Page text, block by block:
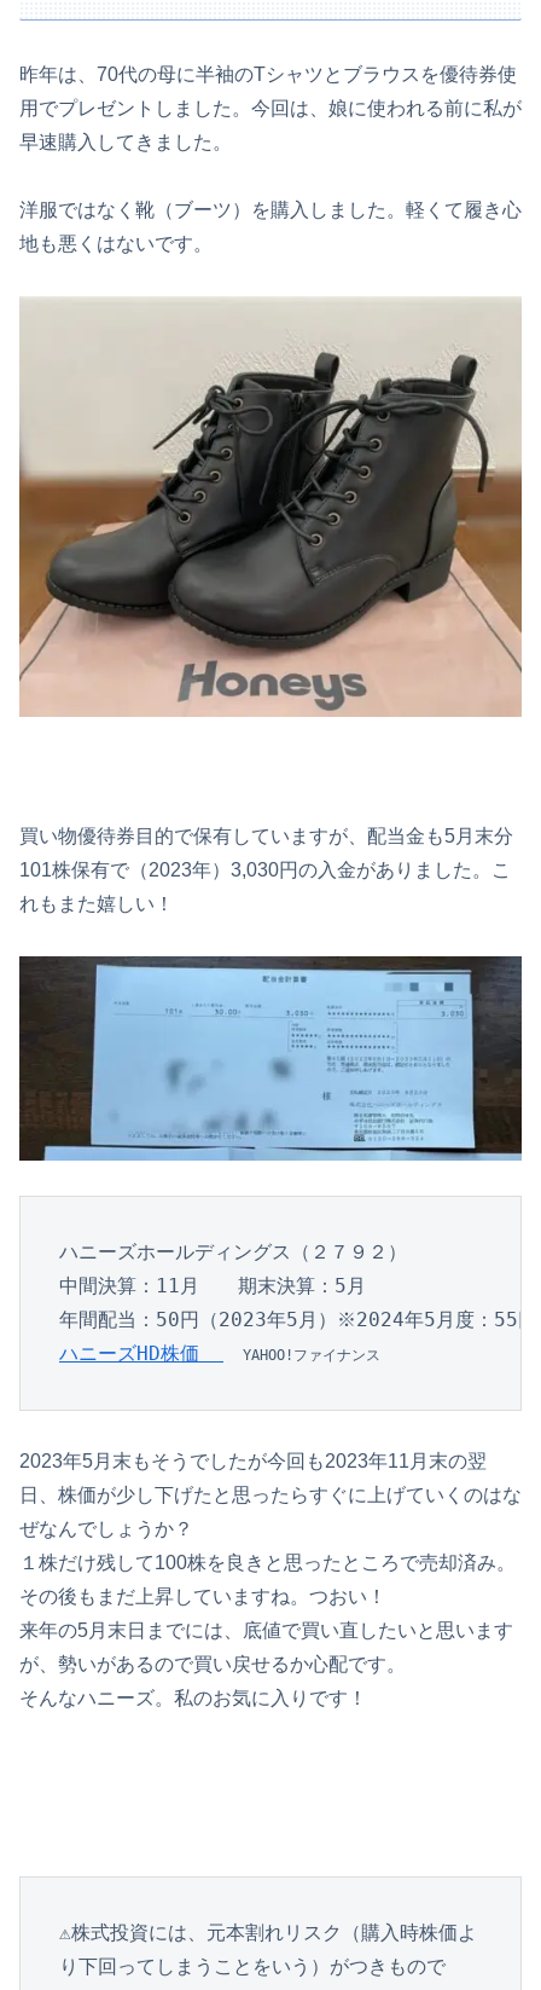
昨年は、70代の母に半袖のTシャツとブラウスを優待券使
用でプレゼントしました。今回は、娘に使われる前に私が
早速購入してきました。
洋服ではなく靴（ブーツ）を購入しました。軽くて履き心
地も悪くはないです。
買い物優待券目的で保有していますが、配当金も5月末分
101株保有で（2023年）3,030円の入金がありました。こ
れもまた嬉しい！
ハニーズホールディングス（２７９２）
中間決算：11月　　期末決算：5月
年間配当：50円（2023年5月）※2024年5月度：55円
ハニーズHD株価
YAHOO!ファイナンス
2023年5月末もそうでしたが今回も2023年11月末の翌
日、株価が少し下げたと思ったらすぐに上げていくのはな
ぜなんでしょうか？
１株だけ残して100株を良きと思ったところで売却済み。
その後もまだ上昇していますね。つおい！
来年の5月末日までには、底値で買い直したいと思います
が、勢いがあるので買い戻せるか心配です。
そんなハニーズ。私のお気に入りです！
⚠️株式投資には、元本割れリスク（購入時株価よ
り下回ってしまうことをいう）がつきもので